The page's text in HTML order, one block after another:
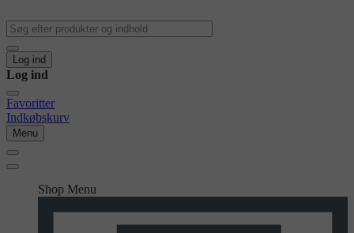
Log ind
Log ind
Favoritter
Indkøbskurv
Menu
Shop Menu